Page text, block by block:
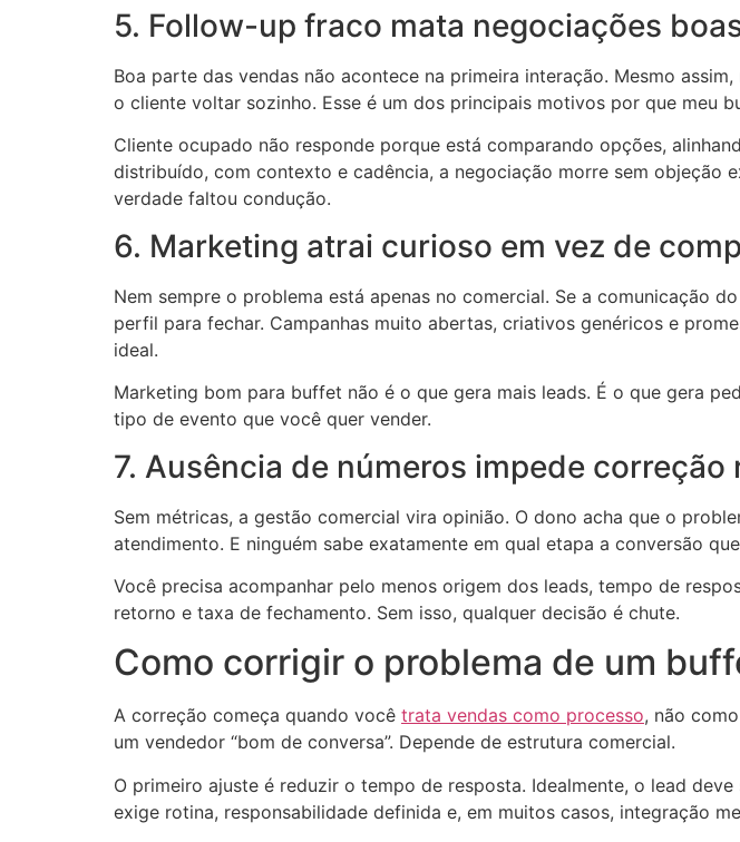
5. Follow-up fraco mata negociações
Boa parte das vendas não acontece na primeira interação. Mesmo
o cliente voltar sozinho. Esse é um dos principais motivos por que meu
Cliente ocupado não responde porque está comparando opções,
distribuído, com contexto e cadência, a negociação morre sem objeção
verdade faltou condução.
6. Marketing atrai curioso em vez de
Nem sempre o problema está apenas no comercial. Se a comunicação
perfil para fechar. Campanhas muito abertas, criativos genéricos e
ideal.
Marketing bom para buffet não é o que gera mais leads. É o que gera
tipo de evento que você quer vender.
7. Ausência de números impede correção
Sem métricas, a gestão comercial vira opinião. O dono acha que o
atendimento. E ninguém sabe exatamente em qual etapa a conversão
Você precisa acompanhar pelo menos origem dos leads, tempo de
retorno e taxa de fechamento. Sem isso, qualquer decisão é chute.
Como corrigir o problema de um
A correção começa quando você trata vendas como processo, não
um vendedor “bom de conversa”. Depende de estrutura comercial.
O primeiro ajuste é reduzir o tempo de resposta. Idealmente, o lead
exige rotina, responsabilidade definida e, em muitos casos, integração